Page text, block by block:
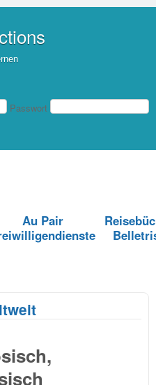
Passwort
Au Pair